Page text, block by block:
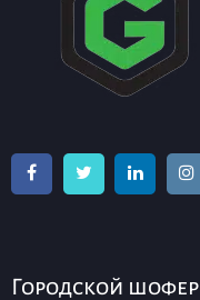
Городской шофер